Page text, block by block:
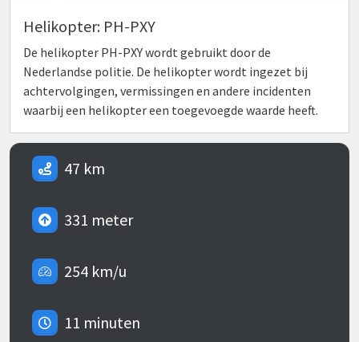
Helikopter: PH-PXY
De helikopter PH-PXY wordt gebruikt door de
Nederlandse politie. De helikopter wordt ingezet bij
achtervolgingen, vermissingen en andere incidenten
waarbij een helikopter een toegevoegde waarde heeft.
47 km
331 meter
254 km/u
11 minuten